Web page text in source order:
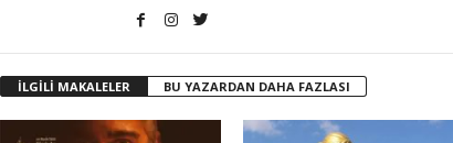
İLGİLİ MAKALELER BU YAZARDAN DAHA FAZLASI